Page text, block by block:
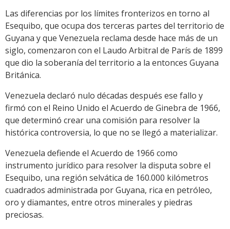
Las diferencias por los límites fronterizos en torno al
Esequibo, que ocupa dos terceras partes del territorio de
Guyana y que Venezuela reclama desde hace más de un
siglo, comenzaron con el Laudo Arbitral de París de 1899
que dio la soberanía del territorio a la entonces Guyana
Británica.
Venezuela declaró nulo décadas después ese fallo y
firmó con el Reino Unido el Acuerdo de Ginebra de 1966,
que determinó crear una comisión para resolver la
histórica controversia, lo que no se llegó a materializar.
Venezuela defiende el Acuerdo de 1966 como
instrumento jurídico para resolver la disputa sobre el
Esequibo, una región selvática de 160.000 kilómetros
cuadrados administrada por Guyana, rica en petróleo,
oro y diamantes, entre otros minerales y piedras
preciosas.